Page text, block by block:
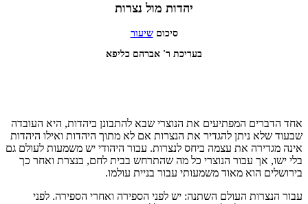
יהדות מול נצרות
סיכוםשיעור
בעריכת ר' אברהם כליפא
אחד הדברים המפתיעים את הנוצרי שבא להתבונן ביהדות, היא העובדה
שבעוד שלא ניתן להגדיר את הנצרות אם לא מתוך היהדות ואילו היהדות
אינה מגדירה את עצמה ביחס לנצרות. עבור היהודי יש משמעות לעולם גם
בלי ישו, אך עבור הנוצרי כל מה שהתרחש בבית לחם, בנצרת ואחר כך
בירושלים הוא מאוד משמעותי עבור בניית עולמו.
עבור הנצרות העולם השתנה: יש לפני הספירה ואחרי הספירה. לפני